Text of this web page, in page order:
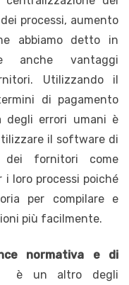
processi, aumento
abbiamo detto in
anche vantaggi
Utilizzando il
di pagamento
degli errori umani è
il software di
fornitori come
loro processi poiché
per compilare e
più facilmente.
normativa e di
un altro degli